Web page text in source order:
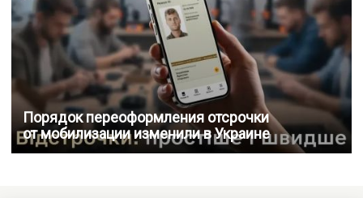
Порядок переоформления отсрочки
от мобилизации изменили в Украине